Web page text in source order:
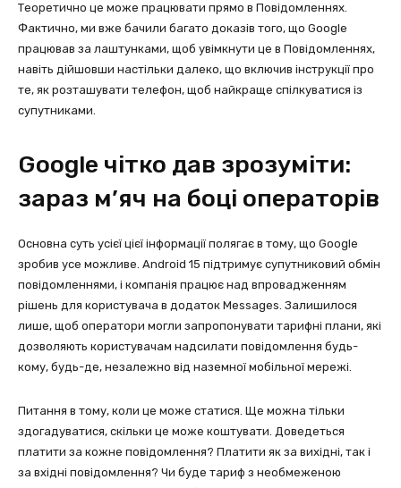
Теоретично це може працювати прямо в Повідомленнях.
Фактично, ми вже бачили багато доказів того, що Google
працював за лаштунками, щоб увімкнути це в Повідомленнях,
навіть дійшовши настільки далеко, що включив інструкції про
те, як розташувати телефон, щоб найкраще спілкуватися із
супутниками.
Google чітко дав зрозуміти:
зараз м’яч на боці операторів
Основна суть усієї цієї інформації полягає в тому, що Google
зробив усе можливе. Android 15 підтримує супутниковий обмін
повідомленнями, і компанія працює над впровадженням
рішень для користувача в додаток Messages. Залишилося
лише, щоб оператори могли запропонувати тарифні плани, які
дозволяють користувачам надсилати повідомлення будь-
кому, будь-де, незалежно від наземної мобільної мережі.
Питання в тому, коли це може статися. Ще можна тільки
здогадуватися, скільки це може коштувати. Доведеться
платити за кожне повідомлення? Платити як за вихідні, так і
за вхідні повідомлення? Чи буде тариф з необмеженою